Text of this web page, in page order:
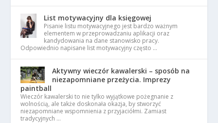
List motywacyjny dla księgowej
Pisanie listu motywacyjnego jest bardzo ważnym
elementem w przeprowadzaniu aplikacji oraz
kandydowania na dane stanowisko pracy.
Odpowiednio napisane list motywacyjny często …
Aktywny wieczór kawalerski – sposób na
niezapomniane przeżycia. Imprezy
paintball
Wieczór kawalerski to nie tylko wyjątkowe pożegnanie z
wolnością, ale także doskonała okazja, by stworzyć
niezapomniane wspomnienia z przyjaciółmi. Zamiast
tradycyjnych …